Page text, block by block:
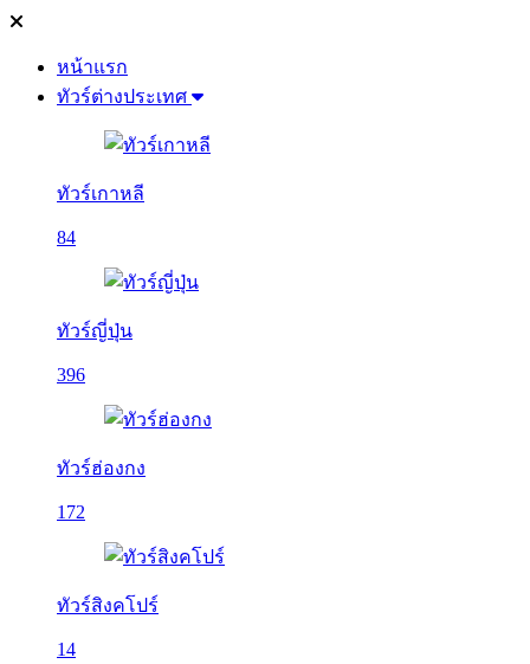
หน้าแรก
ทัวร์ต่างประเทศ
ทัวร์เกาหลี
84
ทัวร์ญี่ปุ่น
396
ทัวร์ฮ่องกง
172
ทัวร์สิงคโปร์
14